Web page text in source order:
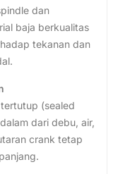
dan
baja berkualitas
tekanan dan
(sealed
dari debu, air,
crank tetap